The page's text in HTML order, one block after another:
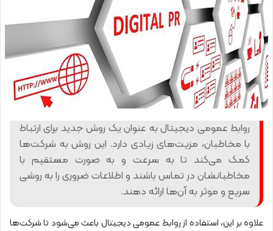
روابط عمومی دیجیتال به عنوان یک روش جدید برای ارتباط
با مخاطبان، مزیت‌های زیادی دارد. این روش به شرکت‌ها
کمک می‌کند تا به سرعت و به صورت مستقیم با
مخاطبانشان در تماس باشند و اطلاعات ضروری را به روشی
سریع و موثر به آن‌ها ارائه دهند.
علاوه بر این، استفاده از روابط عمومی دیجیتال باعث می‌شود تا شرکت‌ها